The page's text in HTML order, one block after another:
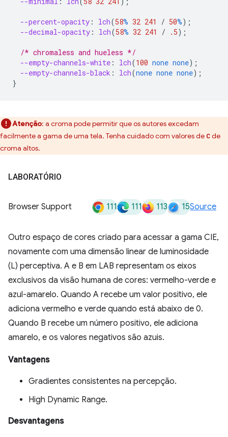
--percent-opacity : lch(58% 32 241 / 50%);
--decimal-opacity : lch(58% 32 241 / .5);
/* chromaless and hueless */
--empty-channels-white : lch(100 none none);
--empty-channels-black : lch(none none none);
}
Atenção: a croma pode permitir que os autores excedam
facilmente a gama de uma tela. Tenha cuidado com valores de Cde
croma altos.
LABORATÓRIO
Browser Support 111 111 113 15Source
Outro espaço de cores criado para acessar a gama CIE,
novamente com uma dimensão linear de luminosidade
(L) perceptiva. A e B em LAB representam os eixos
exclusivos da visão humana de cores: vermelho-verde e
azul-amarelo. Quando A recebe um valor positivo, ele
adiciona vermelho e verde quando está abaixo de 0.
Quando B recebe um número positivo, ele adiciona
amarelo, e os valores negativos são azuis.
Vantagens
Gradientes consistentes na percepção.
High Dynamic Range.
Desvantagens